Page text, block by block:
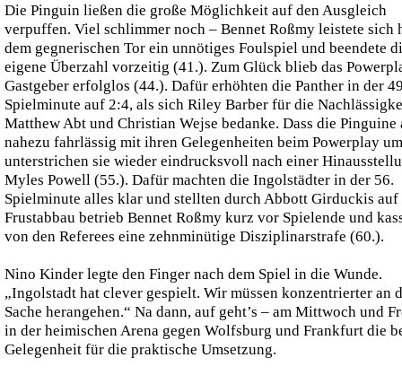
Die Pinguin ließen die große Möglichkeit auf den Ausgleich
verpuffen. Viel schlimmer noch – Bennet Roßmy leistete sich
dem gegnerischen Tor ein unnötiges Foulspiel und beendete
eigene Überzahl vorzeitig (41.). Zum Glück blieb das
Gastgeber erfolglos (44.). Dafür erhöhten die Panther in der
Spielminute auf 2:4, als sich Riley Barber für die
Matthew Abt und Christian Wejse bedanke. Dass die
nahezu fahrlässig mit ihren Gelegenheiten beim Powerplay
unterstrichen sie wieder eindrucksvoll nach einer
Myles Powell (55.). Dafür machten die Ingolstädter in der 56.
Spielminute alles klar und stellten durch Abbott Girduckis auf
Frustabbau betrieb Bennet Roßmy kurz vor Spielende und
von den Referees eine zehnminütige Disziplinarstrafe (60.).
Nino Kinder legte den Finger nach dem Spiel in die Wunde.
„Ingolstadt hat clever gespielt. Wir müssen konzentrierter an
Sache herangehen.“ Na dann, auf geht’s – am Mittwoch und
in der heimischen Arena gegen Wolfsburg und Frankfurt die
Gelegenheit für die praktische Umsetzung.